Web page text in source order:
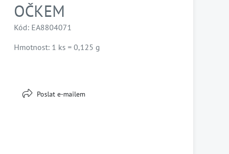
OČKEM
Kód: EA8804071
Hmotnost: 1 ks = 0,125 g
Poslat e-mailem